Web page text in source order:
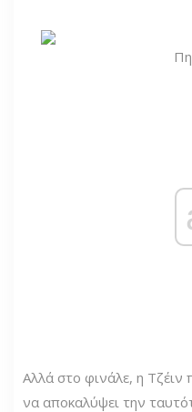
Αλλά στο φινάλε, η Τζέιν
να αποκαλύψει την